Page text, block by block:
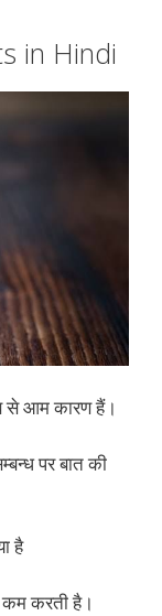
in Hindi
से आम कारण हैं।
पर बात की
है
कम करती है।